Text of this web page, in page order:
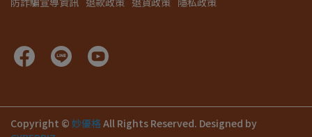
Copyright © 妙優格All Rights Reserved. Designed by